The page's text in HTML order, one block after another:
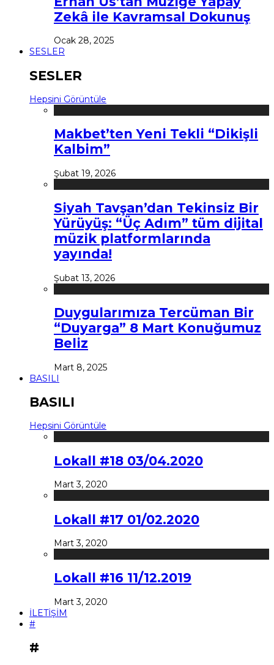
Zekâ ile Kavramsal Dokunuş
Ocak 28, 2025
SESLER
SESLER
Hepsini Görüntüle
Makbet’ten Yeni Tekli “Dikişli
Kalbim”
Şubat 19, 2026
Siyah Tavşan’dan Tekinsiz Bir
Yürüyüş: “Üç Adım” tüm dijital
müzik platformlarında
yayında!
Şubat 13, 2026
Duygularımıza Tercüman Bir
“Duyarga” 8 Mart Konuğumuz
Beliz
Mart 8, 2025
BASILI
BASILI
Hepsini Görüntüle
Lokall #18 03/04.2020
Mart 3, 2020
Lokall #17 01/02.2020
Mart 3, 2020
Lokall #16 11/12.2019
Mart 3, 2020
İLETİŞİM
#
#